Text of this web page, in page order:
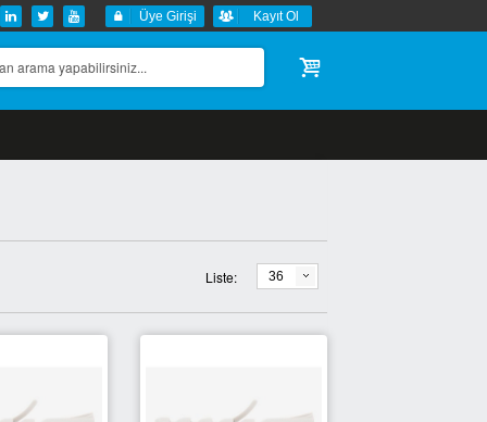
Üye Girişi Kayıt Ol
Liste: 36